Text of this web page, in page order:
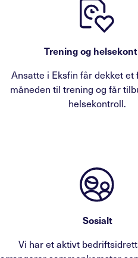
Trening og
Ansatte i Eksfin får dekket et
måneden til trening og får
helsekontroll.
Sosialt
Vi har et aktivt